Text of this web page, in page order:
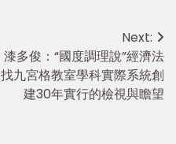
Next:
漆多俊：“國度調理說”經濟法
找九宮格教室學科實際系統創
建30年實行的檢視與瞻望